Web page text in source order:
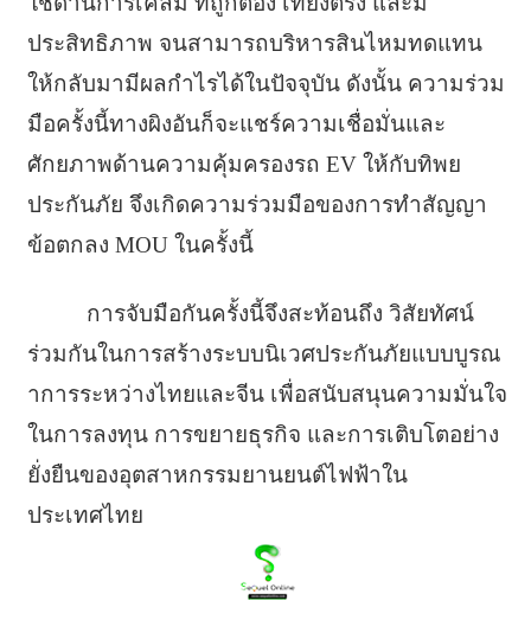
ประสิทธิภาพ จนสามารถบริหารสินไหมทดแทน
ให้กลับมามีผลกำไรได้ในปัจจุบัน ดังนั้น ความร่วม
มือครั้งนี้ทางผิงอันก็จะแชร์ความเชื่อมั่นและ
ศักยภาพด้านความคุ้มครองรถ EV ให้กับทิพย
ประกันภัย จึงเกิดความร่วมมือของการทำสัญญา
ข้อตกลง MOU ในครั้งนี้
การจับมือกันครั้งนี้จึงสะท้อนถึง วิสัยทัศน์
ร่วมกันในการสร้างระบบนิเวศประกันภัยแบบบูรณ
าการระหว่างไทยและจีน เพื่อสนับสนุนความมั่นใจ
ในการลงทุน การขยายธุรกิจ และการเติบโตอย่าง
ยั่งยืนของอุตสาหกรรมยานยนต์ไฟฟ้าใน
ประเทศไทย